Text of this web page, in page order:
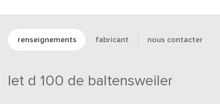
renseignements fabricant nous contacter
let d 100 de baltensweiler